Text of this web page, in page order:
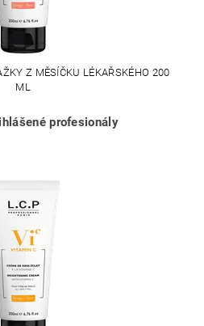
Z MĚSÍČKU LÉKAŘSKÉHO 200
ML
profesionály